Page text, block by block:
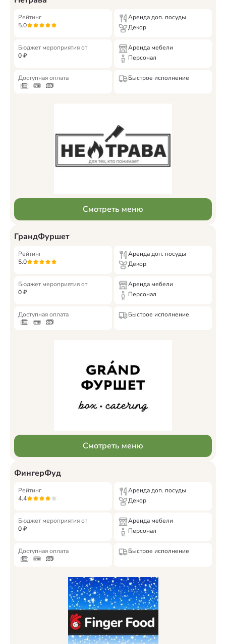
Рейтинг
5.0
Аренда доп. посуды
Декор
Бюджет мероприятия от
0₽
Аренда мебели
Персонал
Доступная оплата Быстрое исполнение
Смотреть меню
ГрандФуршет
Рейтинг
5.0
Аренда доп. посуды
Декор
Бюджет мероприятия от
0₽
Аренда мебели
Персонал
Доступная оплата Быстрое исполнение
Смотреть меню
ФингерФуд
Рейтинг
4.4
Аренда доп. посуды
Декор
Бюджет мероприятия от
0₽
Аренда мебели
Персонал
Доступная оплата Быстрое исполнение